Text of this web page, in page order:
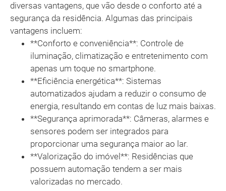
diversas vantagens, que vão desde o conforto até a
segurança da residência. Algumas das principais
vantagens incluem:
**Conforto e conveniência**: Controle de
iluminação, climatização e entretenimento com
apenas um toque no smartphone.
**Eficiência energética**: Sistemas
automatizados ajudam a reduzir o consumo de
energia, resultando em contas de luz mais baixas.
**Segurança aprimorada**: Câmeras, alarmes e
sensores podem ser integrados para
proporcionar uma segurança maior ao lar.
**Valorização do imóvel**: Residências que
possuem automação tendem a ser mais
valorizadas no mercado.